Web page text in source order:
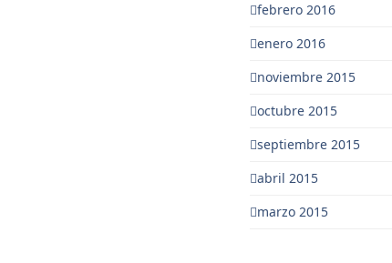
febrero 2016
enero 2016
noviembre 2015
octubre 2015
septiembre 2015
abril 2015
marzo 2015